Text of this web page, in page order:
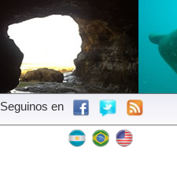
Seguinos en